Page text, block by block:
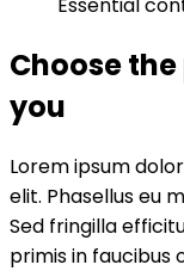
Choose
you
Lorem ipsum
elit. Phasellus eu
Sed fringilla
primis in faucibus